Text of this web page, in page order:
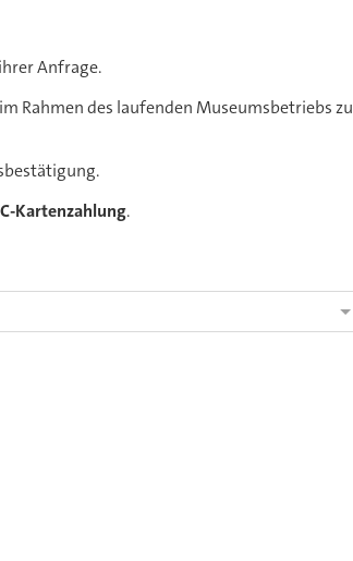
Anfrage.
Rahmen des laufenden Museumsbetriebs zu
Kartenzahlung.